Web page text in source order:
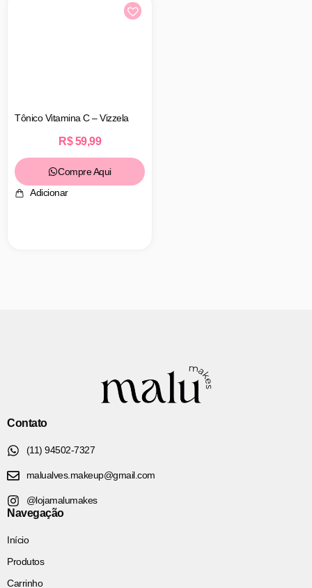
Tônico Vitamina C – Vizzela
R$59,99
Compre Aqui
Adicionar
Contato
(11) 94502-7327
malualves.makeup@gmail.com
@lojamalumakes
Navegação
Início
Produtos
Carrinho